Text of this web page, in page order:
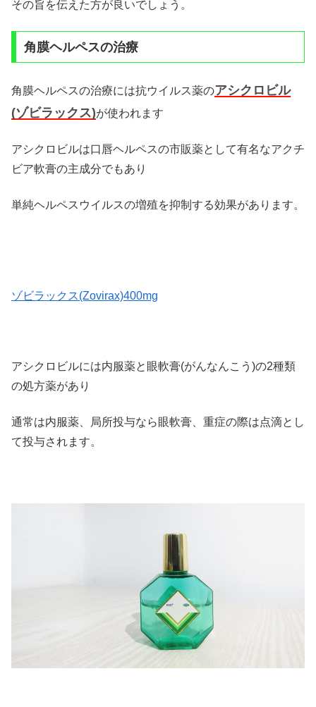
その旨を伝えた方が良いでしょう。
角膜ヘルペスの治療
角膜ヘルペスの治療には抗ウイルス薬のアシクロビル
(ゾビラックス)が使われます
アシクロビルは口唇ヘルペスの市販薬として有名なアクチ
ビア軟膏の主成分でもあり
単純ヘルペスウイルスの増殖を抑制する効果があります。
ゾビラックス(Zovirax)400mg
アシクロビルには内服薬と眼軟膏(がんなんこう)の2種類
の処方薬があり
通常は内服薬、局所投与なら眼軟膏、重症の際は点滴とし
て投与されます。